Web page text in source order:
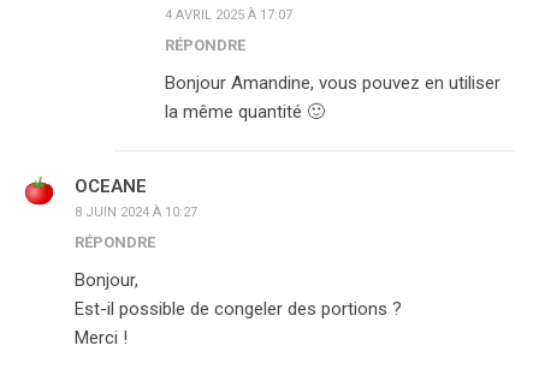
4 AVRIL 2025 À 17:07
RÉPONDRE
Bonjour Amandine, vous pouvez en utiliser
la même quantité 🙂
OCEANE
8 JUIN 2024 À 10:27
RÉPONDRE
Bonjour,
Est-il possible de congeler des portions ?
Merci !